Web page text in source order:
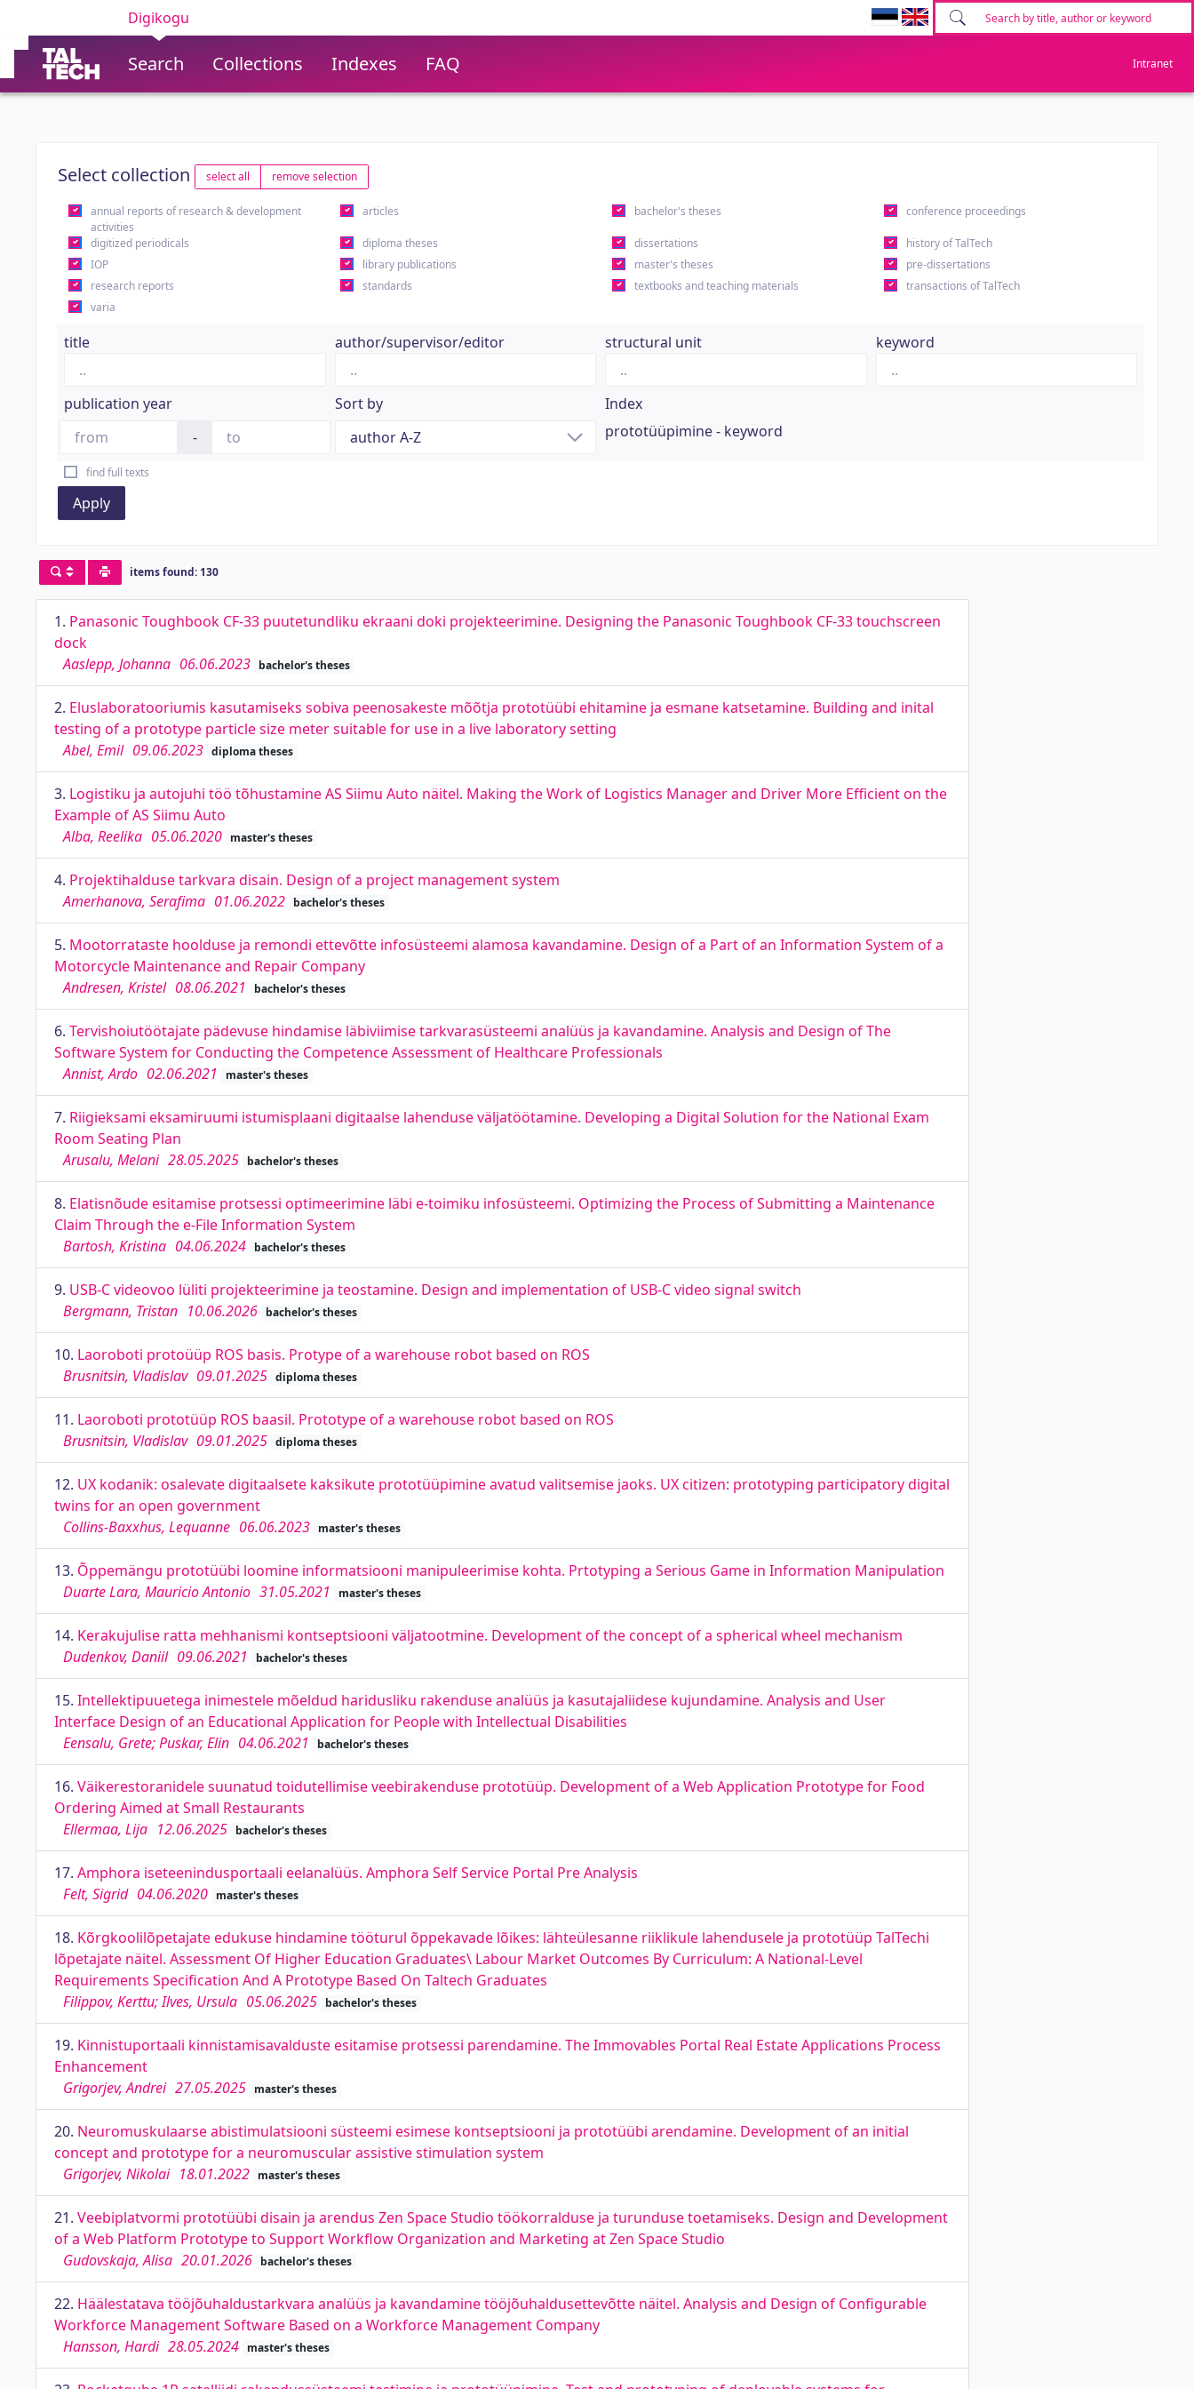
Digikogu
Search Collections Indexes FAQ Intranet
Select collection select all remove selection
annual reports of research & development
activities
articles bachelor's theses conference proceedings
digitized periodicals diploma theses dissertations
history of TalTech
IOP
library publications master's theses
pre-dissertations
research reports
standards textbooks and teaching materials
transactions of TalTech
varia
title author/supervisor/editor structural unit keyword
publication year
-
Sort by
Index
prototüüpimine - keyword
find full texts
Apply
items found: 130
1. Panasonic Toughbook CF-33 puutetundliku ekraani doki projekteerimine. Designing the Panasonic Toughbook CF-33 touchscreen
dock
Aaslepp, Johanna 06.06.2023 bachelor's theses
2. Eluslaboratooriumis kasutamiseks sobiva peenosakeste mõõtja prototüübi ehitamine ja esmane katsetamine. Building and inital
testing of a prototype particle size meter suitable for use in a live laboratory setting
Abel, Emil 09.06.2023 diploma theses
3. Logistiku ja autojuhi töö tõhustamine AS Siimu Auto näitel. Making the Work of Logistics Manager and Driver More Efficient on the
Example of AS Siimu Auto
Alba, Reelika 05.06.2020 master's theses
4. Projektihalduse tarkvara disain. Design of a project management system
Amerhanova, Serafima 01.06.2022 bachelor's theses
5. Mootorrataste hoolduse ja remondi ettevõtte infosüsteemi alamosa kavandamine. Design of a Part of an Information System of a
Motorcycle Maintenance and Repair Company
Andresen, Kristel 08.06.2021 bachelor's theses
6. Tervishoiutöötajate pädevuse hindamise läbiviimise tarkvarasüsteemi analüüs ja kavandamine. Analysis and Design of The
Software System for Conducting the Competence Assessment of Healthcare Professionals
Annist, Ardo 02.06.2021 master's theses
7. Riigieksami eksamiruumi istumisplaani digitaalse lahenduse väljatöötamine. Developing a Digital Solution for the National Exam
Room Seating Plan
Arusalu, Melani 28.05.2025 bachelor's theses
8. Elatisnõude esitamise protsessi optimeerimine läbi e-toimiku infosüsteemi. Optimizing the Process of Submitting a Maintenance
Claim Through the e-File Information System
Bartosh, Kristina 04.06.2024 bachelor's theses
9. USB-C videovoo lüliti projekteerimine ja teostamine. Design and implementation of USB-C video signal switch
Bergmann, Tristan 10.06.2026 bachelor's theses
10. Laoroboti protoüüp ROS basis. Protype of a warehouse robot based on ROS
Brusnitsin, Vladislav 09.01.2025 diploma theses
11. Laoroboti prototüüp ROS baasil. Prototype of a warehouse robot based on ROS
Brusnitsin, Vladislav 09.01.2025 diploma theses
12. UX kodanik: osalevate digitaalsete kaksikute prototüüpimine avatud valitsemise jaoks. UX citizen: prototyping participatory digital
twins for an open government
Collins-Baxxhus, Lequanne 06.06.2023 master's theses
13. Õppemängu prototüübi loomine informatsiooni manipuleerimise kohta. Prtotyping a Serious Game in Information Manipulation
Duarte Lara, Mauricio Antonio 31.05.2021 master's theses
14. Kerakujulise ratta mehhanismi kontseptsiooni väljatootmine. Development of the concept of a spherical wheel mechanism
Dudenkov, Daniil 09.06.2021 bachelor's theses
15. Intellektipuuetega inimestele mõeldud haridusliku rakenduse analüüs ja kasutajaliidese kujundamine. Analysis and User
Interface Design of an Educational Application for People with Intellectual Disabilities
Eensalu, Grete; Puskar, Elin 04.06.2021 bachelor's theses
16. Väikerestoranidele suunatud toidutellimise veebirakenduse prototüüp. Development of a Web Application Prototype for Food
Ordering Aimed at Small Restaurants
Ellermaa, Lija 12.06.2025 bachelor's theses
17. Amphora iseteenindusportaali eelanalüüs. Amphora Self Service Portal Pre Analysis
Felt, Sigrid 04.06.2020 master's theses
18. Kõrgkoolilõpetajate edukuse hindamine tööturul õppekavade lõikes: lähteülesanne riiklikule lahendusele ja prototüüp TalTechi
lõpetajate näitel. Assessment Of Higher Education Graduates\ Labour Market Outcomes By Curriculum: A National-Level
Requirements Specification And A Prototype Based On Taltech Graduates
Filippov, Kerttu; Ilves, Ursula 05.06.2025 bachelor's theses
19. Kinnistuportaali kinnistamisavalduste esitamise protsessi parendamine. The Immovables Portal Real Estate Applications Process
Enhancement
Grigorjev, Andrei 27.05.2025 master's theses
20. Neuromuskulaarse abistimulatsiooni süsteemi esimese kontseptsiooni ja prototüübi arendamine. Development of an initial
concept and prototype for a neuromuscular assistive stimulation system
Grigorjev, Nikolai 18.01.2022 master's theses
21. Veebiplatvormi prototüübi disain ja arendus Zen Space Studio töökorralduse ja turunduse toetamiseks. Design and Development
of a Web Platform Prototype to Support Workflow Organization and Marketing at Zen Space Studio
Gudovskaja, Alisa 20.01.2026 bachelor's theses
22. Häälestatava tööjõuhaldustarkvara analüüs ja kavandamine tööjõuhaldusettevõtte näitel. Analysis and Design of Configurable
Workforce Management Software Based on a Workforce Management Company
Hansson, Hardi 28.05.2024 master's theses